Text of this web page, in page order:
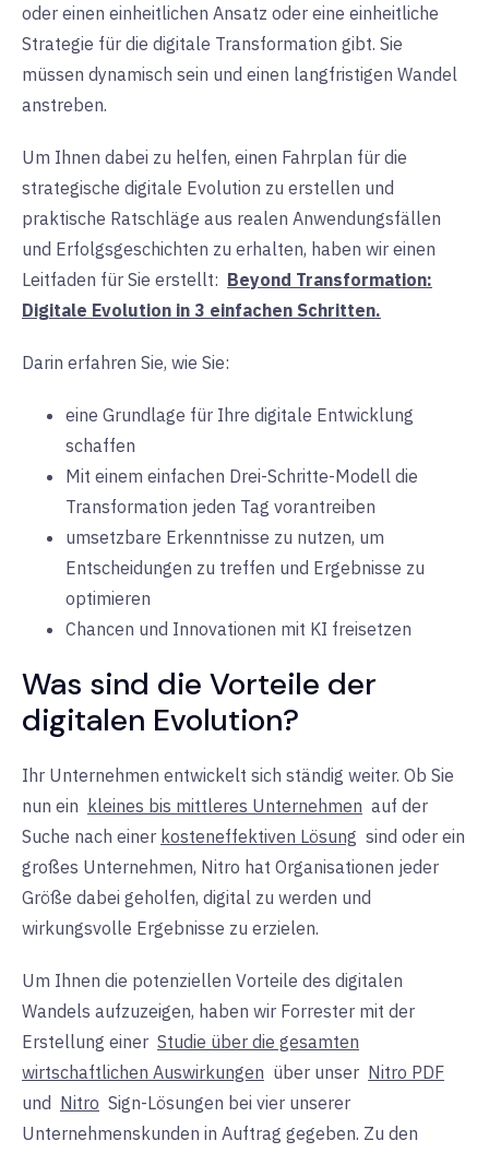
oder einen einheitlichen Ansatz oder eine einheitliche
Strategie für die digitale Transformation gibt. Sie
müssen dynamisch sein und einen langfristigen Wandel
anstreben.
Um Ihnen dabei zu helfen, einen Fahrplan für die
strategische digitale Evolution zu erstellen und
praktische Ratschläge aus realen Anwendungsfällen
und Erfolgsgeschichten zu erhalten, haben wir einen
Leitfaden für Sie erstellt: Beyond Transformation:
Digitale Evolution in 3 einfachen Schritten.
Darin erfahren Sie, wie Sie:
eine Grundlage für Ihre digitale Entwicklung
schaffen
Mit einem einfachen Drei-Schritte-Modell die
Transformation jeden Tag vorantreiben
umsetzbare Erkenntnisse zu nutzen, um
Entscheidungen zu treffen und Ergebnisse zu
optimieren
Chancen und Innovationen mit KI freisetzen
Was sind die Vorteile der
digitalen Evolution?
Ihr Unternehmen entwickelt sich ständig weiter. Ob Sie
nun ein kleines bis mittleres Unternehmen auf der
Suche nach einer kosteneffektiven Lösung sind oder ein
großes Unternehmen, Nitro hat Organisationen jeder
Größe dabei geholfen, digital zu werden und
wirkungsvolle Ergebnisse zu erzielen.
Um Ihnen die potenziellen Vorteile des digitalen
Wandels aufzuzeigen, haben wir Forrester mit der
Erstellung einer Studie über die gesamten
wirtschaftlichen Auswirkungen über unser Nitro PDF
und Nitro Sign-Lösungen bei vier unserer
Unternehmenskunden in Auftrag gegeben. Zu den